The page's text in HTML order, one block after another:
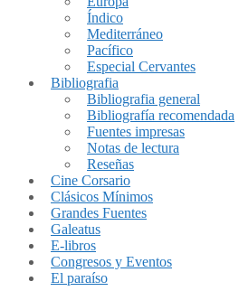
Índico
Mediterráneo
Pacífico
Especial Cervantes
Bibliografia
Bibliografia general
Bibliografía recomendada
Fuentes impresas
Notas de lectura
Reseñas
Cine Corsario
Clásicos Mínimos
Grandes Fuentes
Galeatus
E-libros
Congresos y Eventos
El paraíso